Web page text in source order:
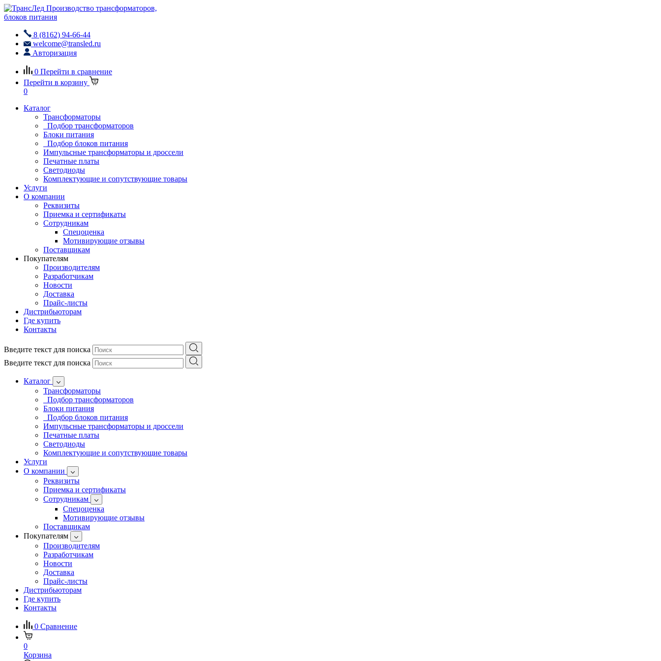
Производство трансформаторов,
блоков питания
8 (8162) 94-66-44
welcome@transled.ru
Авторизация
0 Перейти в сравнение
Перейти в корзину
0
Каталог
Трансформаторы
Подбор трансформаторов
Блоки питания
Подбор блоков питания
Импульсные трансформаторы и дроссели
Печатные платы
Светодиоды
Комплектующие и сопутствующие товары
Услуги
О компании
Реквизиты
Приемка и сертификаты
Сотрудникам
Спецоценка
Мотивирующие отзывы
Поставщикам
Покупателям
Производителям
Разработчикам
Новости
Доставка
Прайс-листы
Дистрибьюторам
Где купить
Контакты
Введите текст для поиска
Введите текст для поиска
Каталог
Трансформаторы
Подбор трансформаторов
Блоки питания
Подбор блоков питания
Импульсные трансформаторы и дроссели
Печатные платы
Светодиоды
Комплектующие и сопутствующие товары
Услуги
О компании
Реквизиты
Приемка и сертификаты
Сотрудникам
Спецоценка
Мотивирующие отзывы
Поставщикам
Покупателям
Производителям
Разработчикам
Новости
Доставка
Прайс-листы
Дистрибьюторам
Где купить
Контакты
0 Сравнение
0
Корзина